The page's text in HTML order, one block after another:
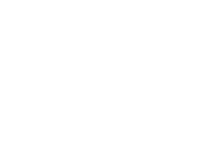
るのでしょうか？